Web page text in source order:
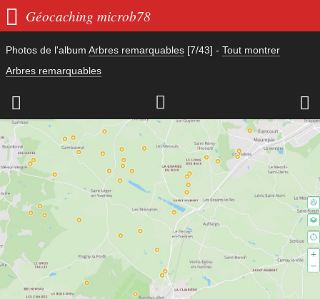
 Géocaching microb78
Photos de l'album Arbres remarquables [7/43] - Tout montrer
Arbres remarquables
  